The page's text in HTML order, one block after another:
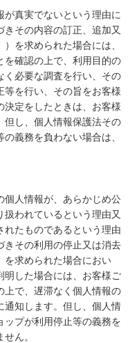
真実でないという理由に
その内容の訂正、追加又
を求められた場合には、
を確認の上で、利用目的の
く必要な調査を行い、その
等を行い、その旨をお客様
決定をしたときは、お客様
但し、個人情報保護法その
義務を負わない場合は、
個人情報が、あらかじめ公
われているという理由又
れたものであるという理由
きその利用の停止又は消去
を求められた場合におい
明した場合には、お客様ご
上で、遅滞なく個人情報の
通知します。但し、個人情
ップが利用停止等の義務を
ん。